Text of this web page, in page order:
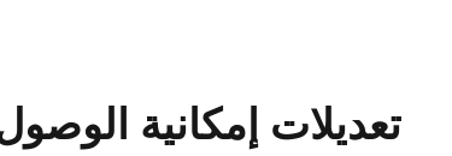
تعديلات إمكانية